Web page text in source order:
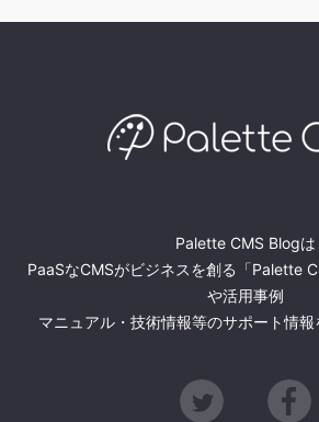
Palette CMS Blogは
PaaSなCMSがビジネスを創る「Palette
や活用事例
マニュアル・技術情報等のサポート情報
Twitter